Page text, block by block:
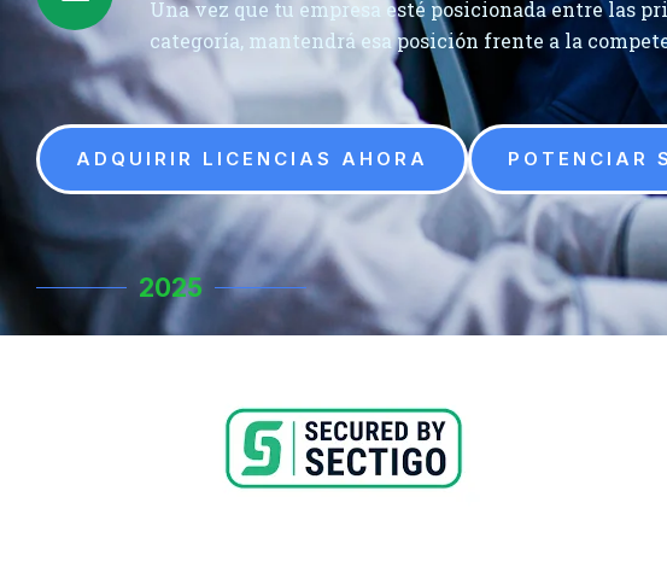
Una vez que tu empresa esté posicionada entre las
categoría, mantendrá esa posición frente a la
ADQUIRIR LICENCIAS AHORA POTENCIAR
2025